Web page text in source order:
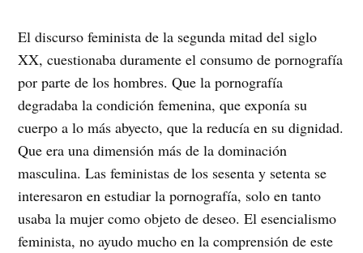
El discurso feminista de la segunda mitad del siglo
XX, cuestionaba duramente el consumo de pornografía
por parte de los hombres. Que la pornografía
degradaba la condición femenina, que exponía su
cuerpo a lo más abyecto, que la reducía en su dignidad.
Que era una dimensión más de la dominación
masculina. Las feministas de los sesenta y setenta se
interesaron en estudiar la pornografía, solo en tanto
usaba la mujer como objeto de deseo. El esencialismo
feminista, no ayudo mucho en la comprensión de este